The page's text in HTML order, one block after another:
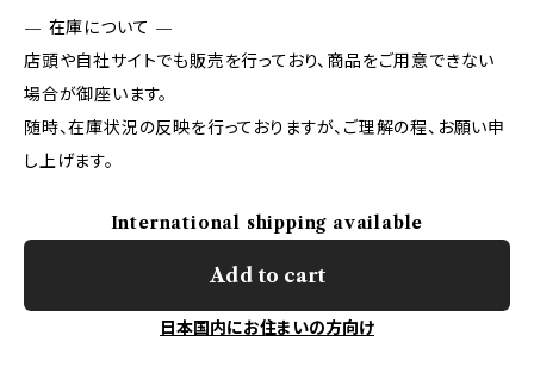
— 在庫について —
店頭や自社サイトでも販売を行っており、商品をご用意できない
場合が御座います。
随時、在庫状況の反映を行っておりますが、ご理解の程、お願い申
し上げます。
International shipping available
Add to cart
日本国内にお住まいの方向け